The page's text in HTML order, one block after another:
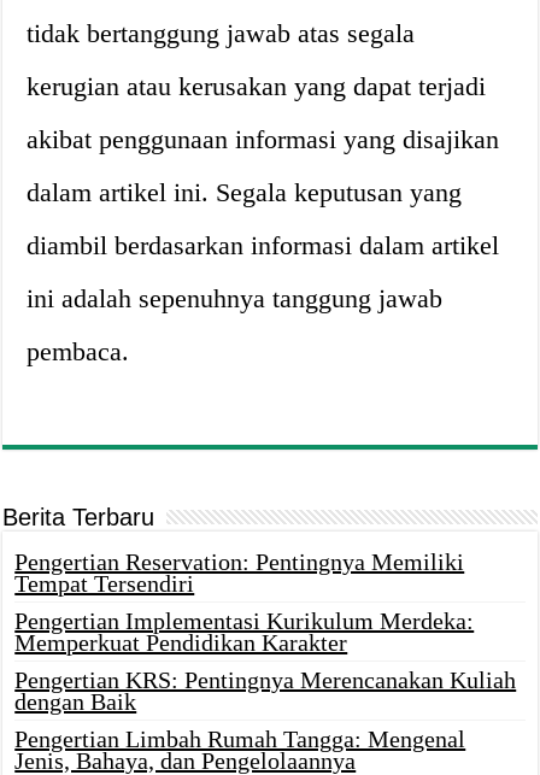
tidak bertanggung jawab atas segala
kerugian atau kerusakan yang dapat terjadi
akibat penggunaan informasi yang disajikan
dalam artikel ini. Segala keputusan yang
diambil berdasarkan informasi dalam artikel
ini adalah sepenuhnya tanggung jawab
pembaca.
Berita Terbaru
Pengertian Reservation: Pentingnya Memiliki
Tempat Tersendiri
Pengertian Implementasi Kurikulum Merdeka:
Memperkuat Pendidikan Karakter
Pengertian KRS: Pentingnya Merencanakan Kuliah
dengan Baik
Pengertian Limbah Rumah Tangga: Mengenal
Jenis, Bahaya, dan Pengelolaannya